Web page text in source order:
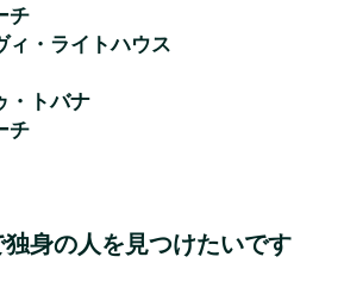
チ
ィ・ライトハウス
・トバナ
チ
身の人を見つけたいです